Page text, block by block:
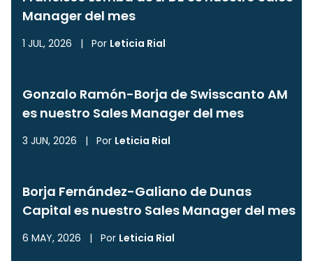
Manager del mes
1 JUL, 2026 | Por Leticia Rial
Gonzalo Ramón-Borja de Swisscanto AM
es nuestro Sales Manager del mes
3 JUN, 2026 | Por Leticia Rial
Borja Fernández-Galiano de Dunas
Capital es nuestro Sales Manager del mes
6 MAY, 2026 | Por Leticia Rial